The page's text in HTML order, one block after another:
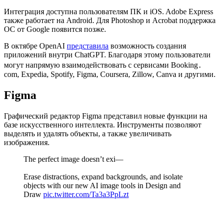
Интеграция доступна пользователям ПК и iOS. Adobe Express
также работает на Android. Для Photoshop и Acrobat поддержка
ОС от Google появится позже.
В октябре OpenAI представила возможность создания
приложений внутри ChatGPT. Благодаря этому пользователи
могут напрямую взаимодействовать с сервисами Booking․
com, Expedia, Spotify, Figma, Coursera, Zillow, Canva и другими.
Figma
Графический редактор Figma представил новые функции на
базе искусственного интеллекта. Инструменты позволяют
выделять и удалять объекты, а также увеличивать
изображения.
The perfect image doesn’t exi—
Erase distractions, expand backgrounds, and isolate
objects with our new AI image tools in Design and
Draw pic.twitter.com/Ta3a3PpLzt